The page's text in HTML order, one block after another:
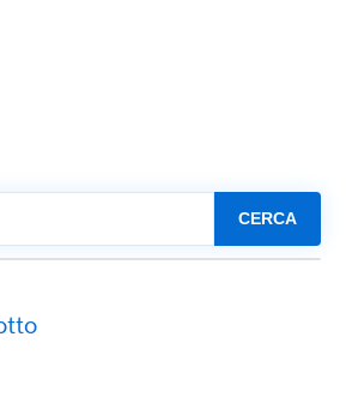
CERCA